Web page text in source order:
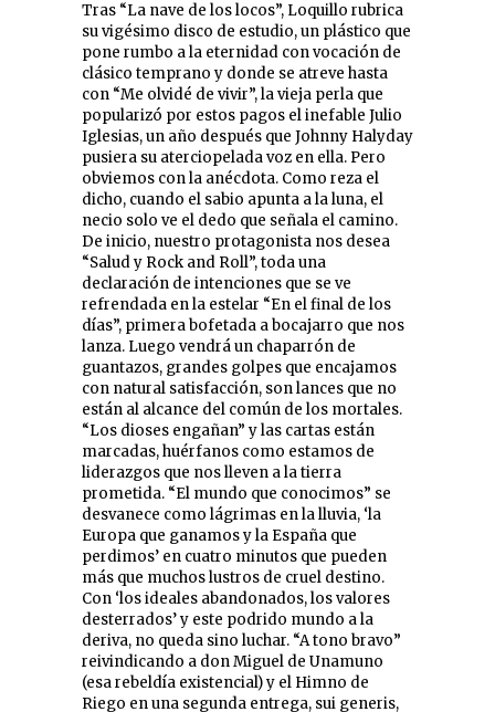
Tras “La nave de los locos”, Loquillo rubrica
su vigésimo disco de estudio, un plástico que
pone rumbo a la eternidad con vocación de
clásico temprano y donde se atreve hasta
con “Me olvidé de vivir”, la vieja perla que
popularizó por estos pagos el inefable Julio
Iglesias, un año después que Johnny Halyday
pusiera su aterciopelada voz en ella. Pero
obviemos con la anécdota. Como reza el
dicho, cuando el sabio apunta a la luna, el
necio solo ve el dedo que señala el camino.
De inicio, nuestro protagonista nos desea
“Salud y Rock and Roll”, toda una
declaración de intenciones que se ve
refrendada en la estelar “En el final de los
días”, primera bofetada a bocajarro que nos
lanza. Luego vendrá un chaparrón de
guantazos, grandes golpes que encajamos
con natural satisfacción, son lances que no
están al alcance del común de los mortales.
“Los dioses engañan” y las cartas están
marcadas, huérfanos como estamos de
liderazgos que nos lleven a la tierra
prometida. “El mundo que conocimos” se
desvanece como lágrimas en la lluvia, ‘la
Europa que ganamos y la España que
perdimos’ en cuatro minutos que pueden
más que muchos lustros de cruel destino.
Con ‘los ideales abandonados, los valores
desterrados’ y este podrido mundo a la
deriva, no queda sino luchar. “A tono bravo”
reivindicando a don Miguel de Unamuno
(esa rebeldía existencial) y el Himno de
Riego en una segunda entrega, sui generis,